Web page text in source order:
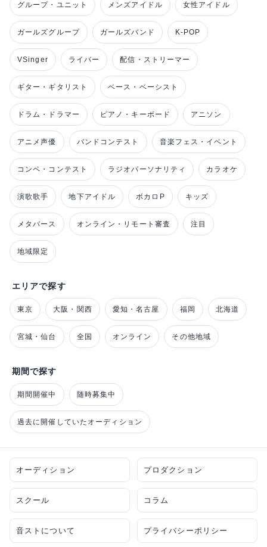
グループ・ユニット メンズアイドル 女性アイドル
ガールズグループ ガールズバンド K-POP
VSinger ライバー 配信・ストリーマー
ギター・ギタリスト ベース・ベーシスト
ドラム・ドラマー ピアノ・キーボード アニソン
アニメ声優 バンドコンテスト 音楽フェス・イベント
コンペ・コンテスト ラジオパーソナリティ カラオケ
演歌歌手 地下アイドル ボカロP キッズ
メタバース オンライン・リモート審査 注目
地域限定
エリアで探す
東京 大阪・関西 愛知・名古屋 福岡 北海道
宮城・仙台 全国 オンライン その他地域
期間で探す
期間開催中 随時募集中
過去に開催していたオーディション
オーディション プロダクション
スクール コラム
音ストについて プライバシーポリシー